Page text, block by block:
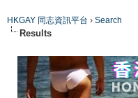
HKGAY 同志資訊平台 › Search
Results